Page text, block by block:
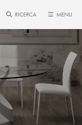
RICERCA MENU